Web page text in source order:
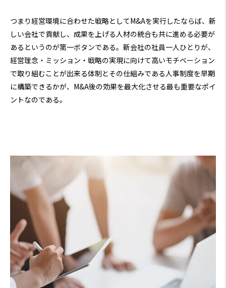
つまり経営環境に合わせた戦略としてM&Aを実行したならば、新
しい会社で貢献し、成果を上げる人材の統合も共に進める必要が
あるというのが第一ボタンである。新会社の社員一人ひとりが、
経営理念・ミッション・戦略の実現に向けて高いモチベーション
で取り組むことが出来る体制とその仕組みである人事制度を早期
に構築できるかが、M&A後の効果を最大化させる最も重要なポイ
ントなのである。